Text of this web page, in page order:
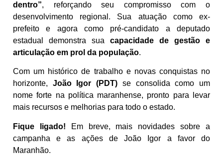
dentro”, reforçando seu compromisso com o
desenvolvimento regional. Sua atuação como ex-
prefeito e agora como pré-candidato a deputado
estadual demonstra sua capacidade de gestão e
articulação em prol da população.
Com um histórico de trabalho e novas conquistas no
horizonte, João Igor (PDT) se consolida como um
nome forte na política maranhense, pronto para levar
mais recursos e melhorias para todo o estado.
Fique ligado! Em breve, mais novidades sobre a
campanha e as ações de João Igor a favor do
Maranhão.